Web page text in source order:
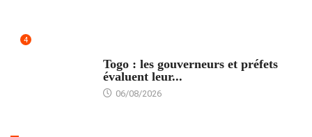
4
Togo : les gouverneurs et préfets
évaluent leur...
06/08/2026